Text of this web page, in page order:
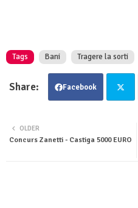
Tags Bani Tragere la sorti
Facebook
ter
OLDER
Concurs Zanetti - Castiga 5000 EURO